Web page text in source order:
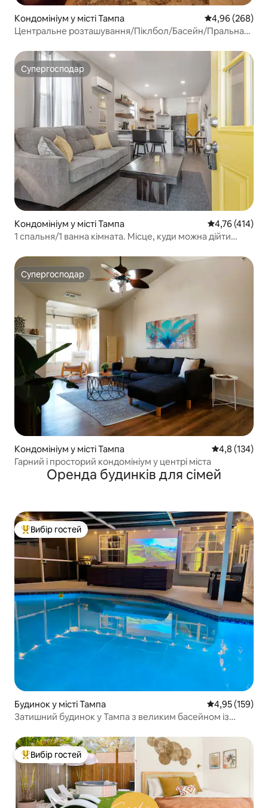
Кондомініум у місті Тампа Середня
4,96 (268)
Центральне розташування/Піклбол/Басейн/Пральна
Супергосподар
Супергосподар
Кондомініум у місті Тампа Середня
4,76 (414)
1 спальня/1 ванна кімната. Місце, куди можна дійти
Супергосподар
Супергосподар
Кондомініум у місті Тампа Середня
4,8 (134)
Гарний і просторий кондомініум у центрі міста
Оренда будинків для сімей
Топ вибір гостей
Вибір гостей
Будинок у місті Тампа Середня
4,95 (159)
Затишний будинок у Тампа з великим басейном із
Топ вибір гостей
Вибір гостей